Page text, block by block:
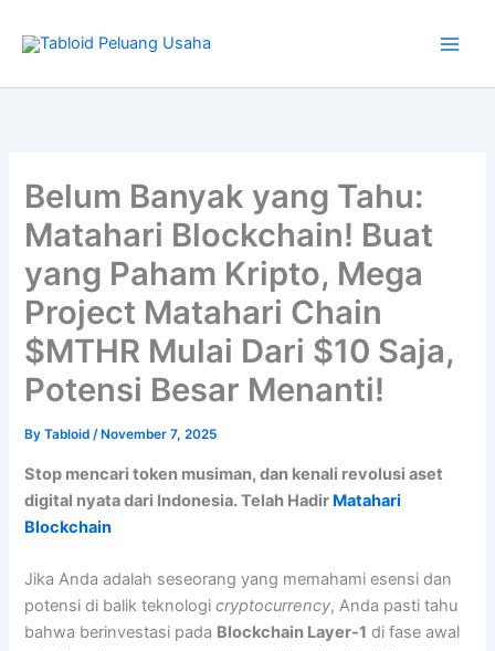
Belum Banyak yang Tahu:
Matahari Blockchain! Buat
yang Paham Kripto, Mega
Project Matahari Chain
$MTHR Mulai Dari $10 Saja,
Potensi Besar Menanti!
ByTabloid/ November 7, 2025
Stop mencari token musiman, dan kenali revolusi aset
digital nyata dari Indonesia. Telah Hadir Matahari
Blockchain
Jika Anda adalah seseorang yang memahami esensi dan
potensi di balik teknologicryptocurrency, Anda pasti tahu
bahwa berinvestasi pada Blockchain Layer-1 di fase awal
your
email…